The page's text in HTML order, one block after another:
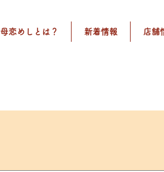
母恋めしとは？ 新着情報 店舗